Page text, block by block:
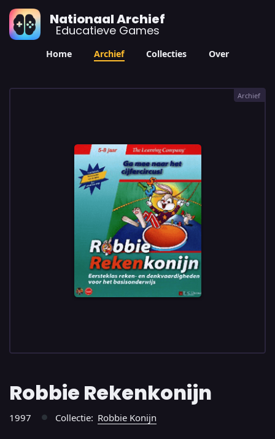
Nationaal Archief
Educatieve Games
Home Archief Collecties Over
Archief
Robbie Rekenkonijn
1997 ● Collectie: Robbie Konijn